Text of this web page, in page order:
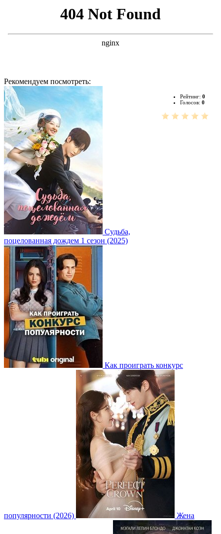
Рекомендуем посмотреть:
Рейтинг: 0
Голосов: 0
Судьба,
поцелованная дождем 1 сезон (2025)
Как проиграть конкурс
популярности (2026) Жена